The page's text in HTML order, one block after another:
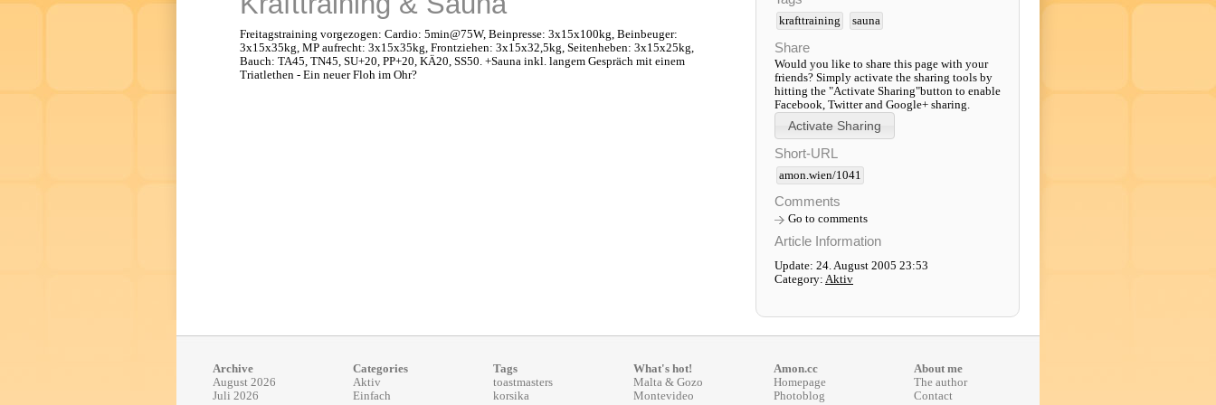
Freitagstraining vorgezogen: Cardio: 5min@75W, Beinpresse: 3x15x100kg, Beinbeuger:
3x15x35kg, MP aufrecht: 3x15x35kg, Frontziehen: 3x15x32,5kg, Seitenheben: 3x15x25kg,
Bauch: TA45, TN45, SU+20, PP+20, KÄ20, SS50. +Sauna inkl. langem Gespräch mit einem
Triatlethen - Ein neuer Floh im Ohr?
krafttraining sauna
Share
Would you like to share this page with your
friends? Simply activate the sharing tools by
hitting the "Activate Sharing"button to enable
Facebook, Twitter and Google+ sharing.
Short-URL
amon.wien/1041
Comments
Go to comments
Article Information
Update: 24. August 2005 23:53
Category: Aktiv
Archive
August 2026
Juli 2026
Categories
Aktiv
Einfach
Tags
toastmasters
korsika
What's hot!
Malta & Gozo
Montevideo
Amon.cc
Homepage
Photoblog
About me
The author
Contact